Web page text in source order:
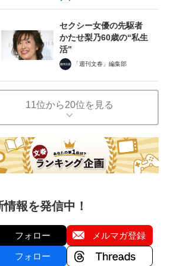
セクシー女優の先駆者
かたせ梨乃60歳の“私生
活”
「週刊文春」編集部
11位から20位を見る
情報を発信中！
フォロー メルマガ登録
フォロー